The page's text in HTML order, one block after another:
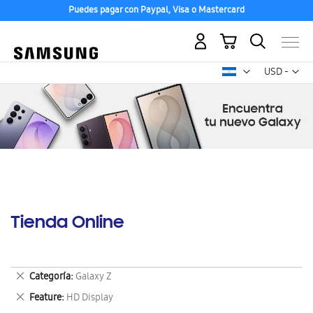
Puedes pagar con Paypal, Visa o Mastercard
USD -
dólar
Mi carrito
Tienda Online
Categoría Galaxy Z
Eliminar
este
artículo
Feature HD Display
Eliminar